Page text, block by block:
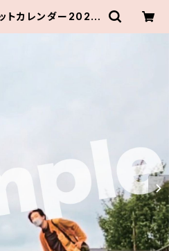
トカレンダー2026